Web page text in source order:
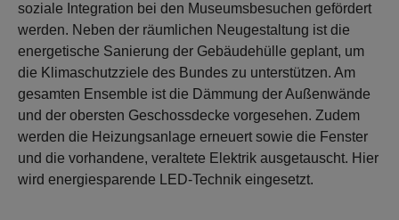
soziale Integration bei den Museumsbesuchen gefördert
werden. Neben der räumlichen Neugestaltung ist die
energetische Sanierung der Gebäudehülle geplant, um
die Klimaschutzziele des Bundes zu unterstützen. Am
gesamten Ensemble ist die Dämmung der Außenwände
und der obersten Geschossdecke vorgesehen. Zudem
werden die Heizungsanlage erneuert sowie die Fenster
und die vorhandene, veraltete Elektrik ausgetauscht. Hier
wird energiesparende LED-Technik eingesetzt.